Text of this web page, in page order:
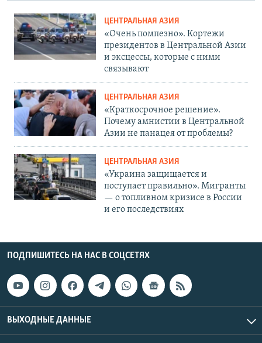
ЦЕНТРАЛЬНАЯ АЗИЯ
«Очень помпезно». Кортежи
президентов в Центральной Азии
и эксцессы, которые с ними
связывают
ЦЕНТРАЛЬНАЯ АЗИЯ
«Краткосрочное решение».
Почему амнистии в Центральной
Азии не панацея от проблемы?
ЦЕНТРАЛЬНАЯ АЗИЯ
«Украина защищается и
поступает правильно». Мигранты
— о топливном кризисе в России
и его последствиях
ПОДПИШИТЕСЬ НА НАС В СОЦСЕТЯХ
ВЫХОДНЫЕ ДАННЫЕ